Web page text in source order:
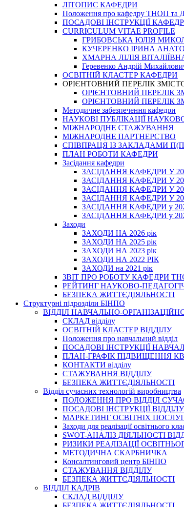
ЛІТОПИС КАФЕДРИ
Положення про кафедру ТНОП та
ПОСАДОВІ ІНСТРУКЦІЇ
CURRICULUM VITAE PROFILE
ГРИБОВСЬКА ЮЛІЯ
КУЧЕРЕНКО ІРИНА
ХМАРНА ЛІЛІЯ
Геревенко Андрій
ОСВІТНІЙ КЛАСТЕР КАФЕДРИ
ОРІЄНТОВНИЙ ПЕРЕЛІК
ОРІЄНТОВНИЙ ПЕРЕЛІК
ОРІЄНТОВНИЙ ПЕРЕЛІК
Методичне забезпечення кафедри
НАУКОВІ ПУБЛІКАЦІЇ
МІЖНАРОДНЕ СТАЖУВАННЯ
МІЖНАРОДНЕ ПАРТНЕРСТВО
СПІВПРАЦЯ ІЗ ЗАКЛАДАМИ
ПЛАН РОБОТИ КАФЕДРИ
Засідання кафедри
ЗАСІДАННЯ КАФЕДРИ У
ЗАСІДАННЯ КАФЕДРИ У
ЗАСІДАННЯ КАФЕДРИ У
ЗАСІДАННЯ КАФЕДРИ У
ЗАСІДАННЯ КАФЕДРИ у
ЗАСІДАННЯ КАФЕДРИ у
Заходи
ЗАХОДИ НА 2026 рік
ЗАХОДИ НА 2025 рік
ЗАХОДИ НА 2023 рік
ЗАХОДИ НА 2022 РІК
ЗАХОДИ на 2021 рік
3BIT ПРО РОБОТУ КАФЕДРИ
РЕЙТИНГ НАУКОВО-
БЕЗПЕКА ЖИТТЄДІЯЛЬНОСТІ
Структурні підрозділи БІНПО
ВІДДІЛ НАВЧАЛЬНО-
СКЛАД відділу
ОСВІТНІЙ КЛАСТЕР ВІДДІЛУ
Положення про навчальний вiддiл
ПОСАДОВІ ІНСТРУКЦІЇ
ПЛАН-ГРАФІК ПІДВИЩЕННЯ
КОНТАКТИ відділу
СТАЖУВАННЯ ВІДДІЛУ
БЕЗПЕКА ЖИТТЄДІЯЛЬНОСТІ
Відділ сучасних технологій виробництва
ПОЛОЖЕННЯ ПРО ВІДДІЛ
ПОСАДОВІ ІНСТРУКЦІЇ
МАРКЕТИНГ ОСВІТНІХ ПОСЛУГ
Заходи для реалізації освітнього
SWOT-АНАЛІЗ ДІЯЛЬНОСТІ
РИЗИКИ РЕАЛІЗАЦІЇ
МЕТОДИЧНА СКАРБНИЧКА
Консалтинговий центр БІНПО
СТАЖУВАННЯ ВІДДІЛУ
БЕЗПЕКА ЖИТТЄДІЯЛЬНОСТІ
ВІДДІЛ КАДРІВ
СКЛАД ВІДДІЛУ
БЕЗПЕКА ЖИТТЄДІЯЛЬНОСТІ